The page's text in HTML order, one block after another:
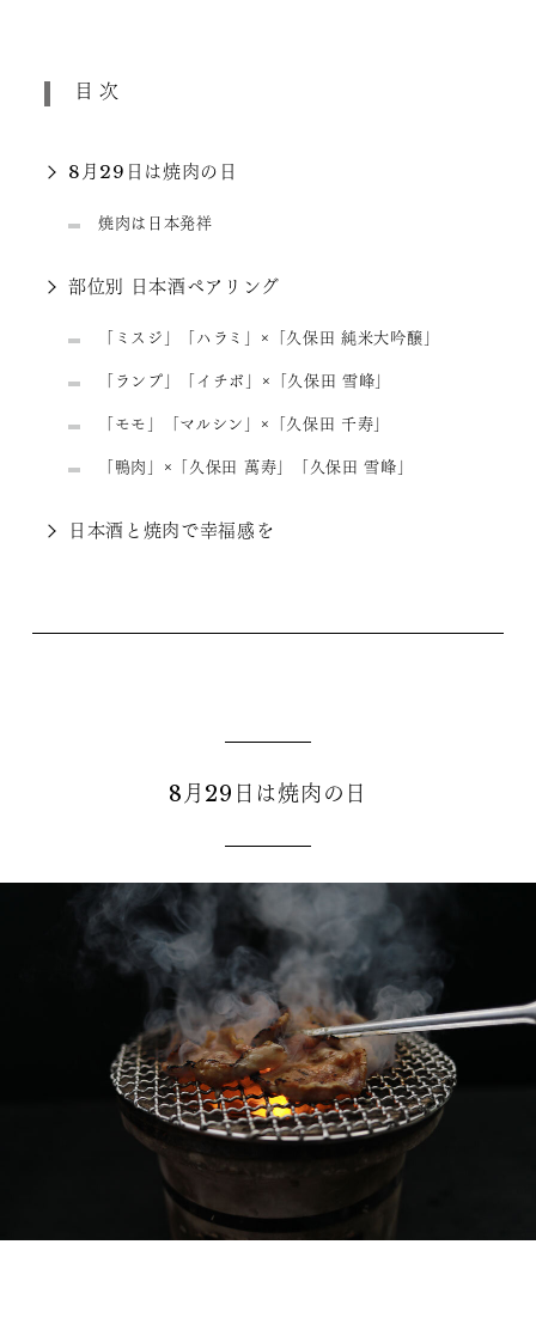
目次
8月29日は焼肉の日
焼肉は日本発祥
部位別 日本酒ペアリング
「ミスジ」「ハラミ」×「久保田 純米大吟醸」
「ランプ」「イチボ」×「久保田 雪峰」
「モモ」「マルシン」×「久保田 千寿」
「鴨肉」×「久保田 萬寿」「久保田 雪峰」
日本酒と焼肉で幸福感を
8月29日は焼肉の日